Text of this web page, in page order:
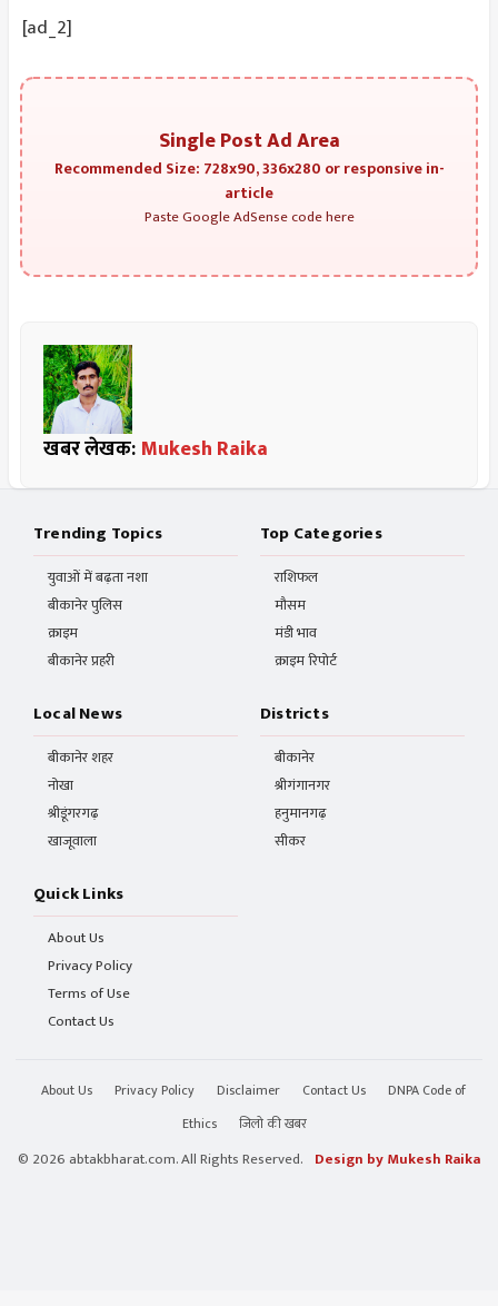
[ad_2]
Single Post Ad Area
Recommended Size: 728x90, 336x280 or responsive in-
article
Paste Google AdSense code here
खबर लेखक: Mukesh Raika
Trending Topics
युवाओं में बढ़ता नशा
बीकानेर पुलिस
क्राइम
बीकानेर प्रहरी
Top Categories
राशिफल
मौसम
मंडी भाव
क्राइम रिपोर्ट
Local News
बीकानेर शहर
नोखा
श्रीडूंगरगढ़
खाजूवाला
Districts
बीकानेर
श्रीगंगानगर
हनुमानगढ़
सीकर
Quick Links
About Us
Privacy Policy
Terms of Use
Contact Us
About Us Privacy Policy Disclaimer Contact Us
DNPA Code of
Ethics
जिलो की खबर
© 2026 abtakbharat.com. All Rights Reserved. Design by Mukesh Raika